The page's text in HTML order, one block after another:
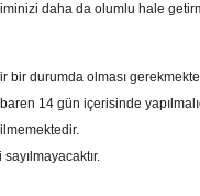
daha da olumlu hale
bir durumda olması
14 gün içerisinde